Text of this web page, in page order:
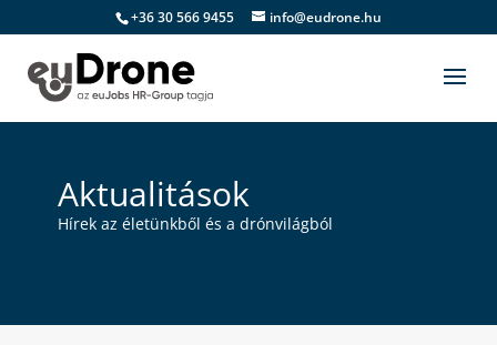
+36 30 566 9455 info@eudrone.hu
Aktualitások
Hírek az életünkből és a drónvilágból